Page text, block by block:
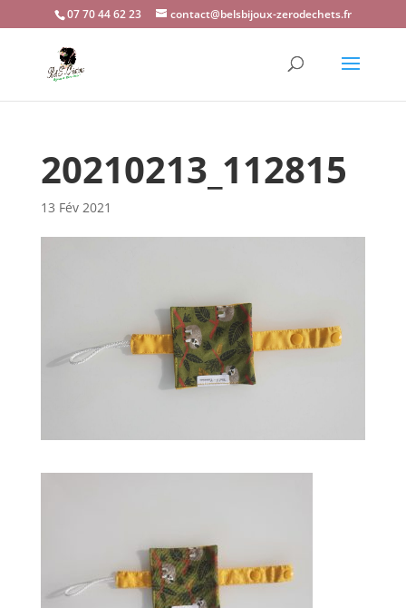
07 70 44 62 23 contact@belsbijoux-zerodechets.fr
20210213_112815
13 Fév 2021